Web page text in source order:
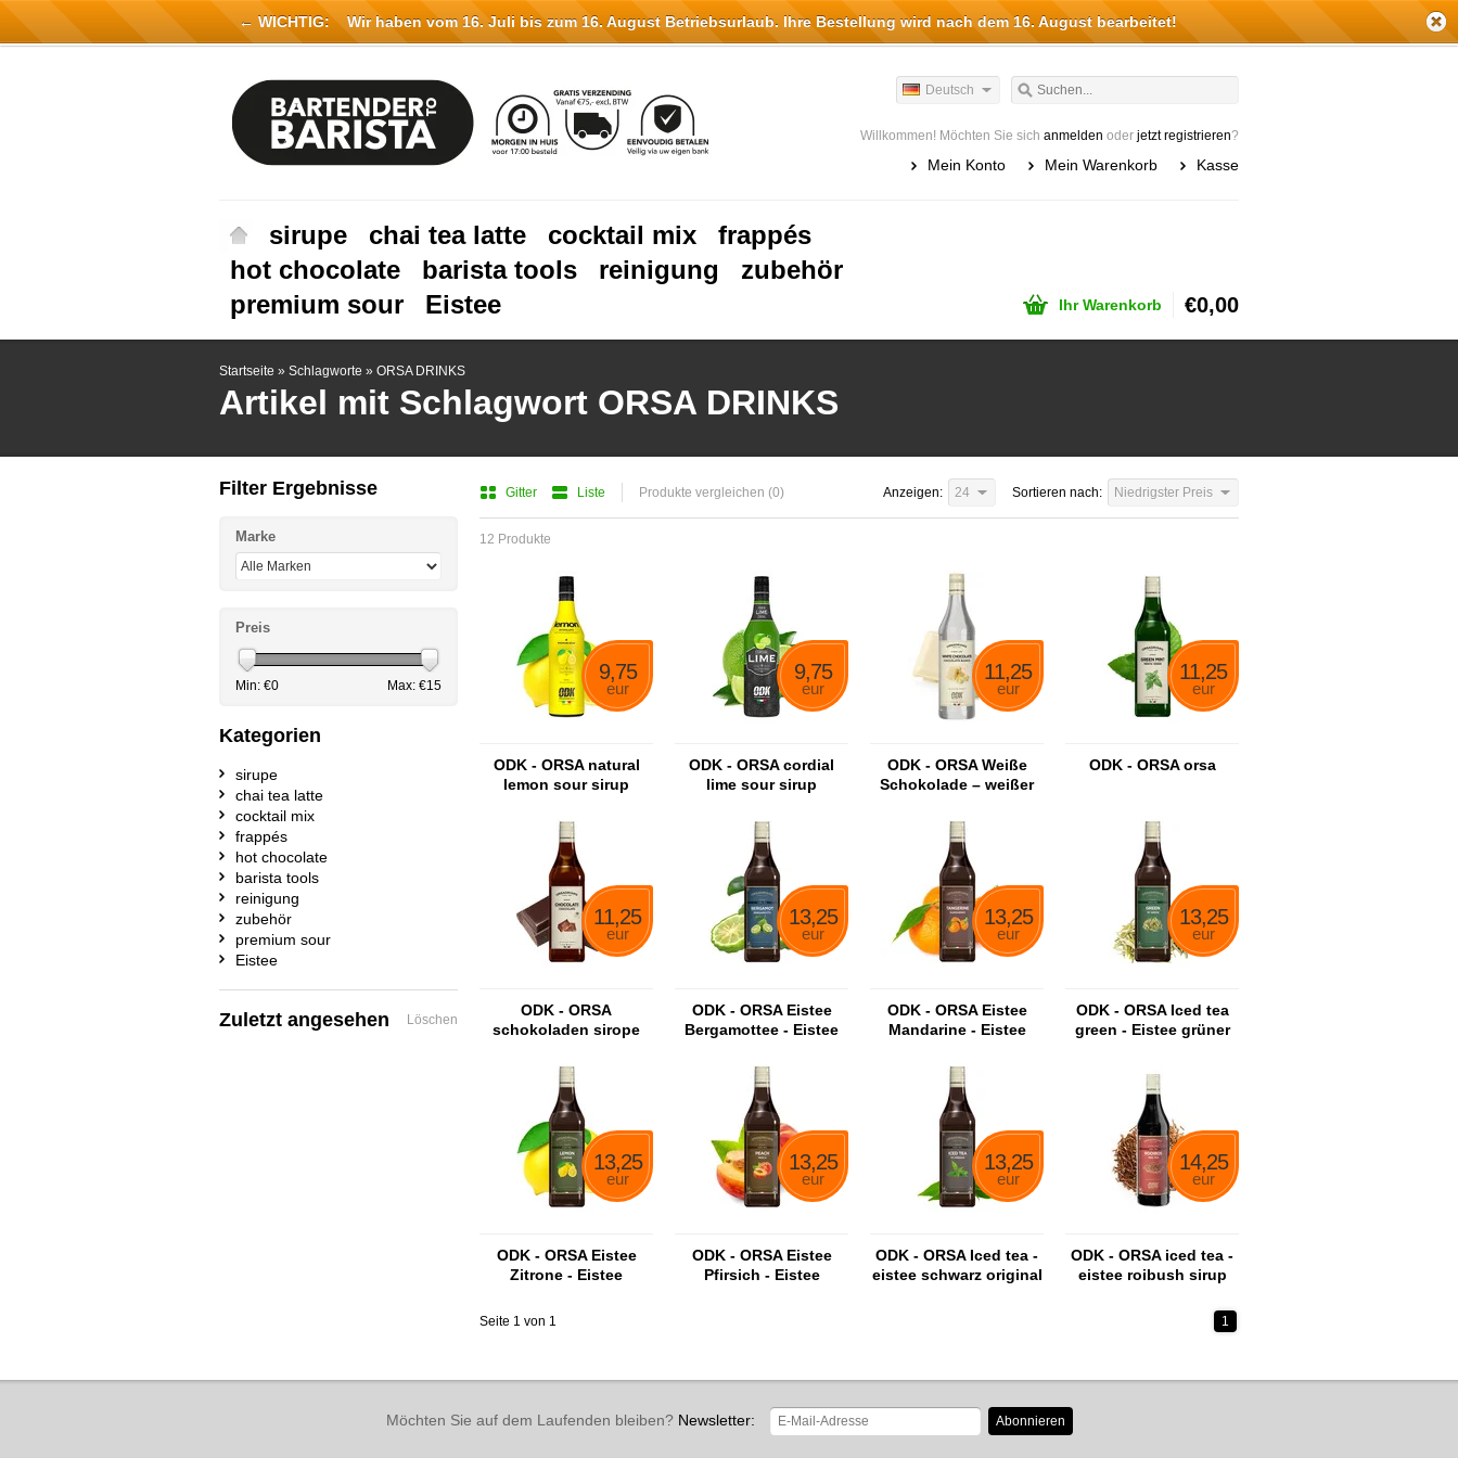
Deutsch
Willkommen! Möchten Sie sich anmelden oder jetzt registrieren?
Mein Konto Mein Warenkorb Kasse
sirupe chai tea latte cocktail mix
frappés
hot chocolate
barista tools reinigung
zubehör
premium sour
Eistee Ihr Warenkorb €0,00
Startseite » Schlagworte » ORSA DRINKS
Artikel mit Schlagwort ORSA DRINKS
Gitter Liste Produkte vergleichen (0) Sortieren nach: Niedrigster Preis
Anzeigen: 24
12 Produkte
9,75
eur
ODK - ORSA natural
lemon sour sirup
9,75
eur
ODK - ORSA cordial
lime sour sirup
11,25
eur
ODK - ORSA Weiße
Schokolade – weißer
11,25
eur
ODK - ORSA orsa
11,25
eur
ODK - ORSA
schokoladen sirope
13,25
eur
ODK - ORSA Eistee
Bergamottee - Eistee
13,25
eur
ODK - ORSA Eistee
Mandarine - Eistee
13,25
eur
ODK - ORSA Iced tea
green - Eistee grüner
13,25
eur
ODK - ORSA Eistee
Zitrone - Eistee
13,25
eur
ODK - ORSA Eistee
Pfirsich - Eistee
13,25
eur
ODK - ORSA Iced tea -
eistee schwarz original
14,25
eur
ODK - ORSA iced tea -
eistee roibush sirup
Seite 1 von 1 1
Filter Ergebnisse
Marke
Preis
Min: €0 Max: €15
Kategorien
sirupe
chai tea latte
cocktail mix
frappés
hot chocolate
barista tools
reinigung
zubehör
premium sour
Eistee
Zuletzt angesehen Löschen
Möchten Sie auf dem Laufenden bleiben?Newsletter: Abonnieren
← WICHTIG:Wir haben vom 16. Juli bis zum 16. August Betriebsurlaub. Ihre Bestellung wird nach dem 16. August bearbeitet!